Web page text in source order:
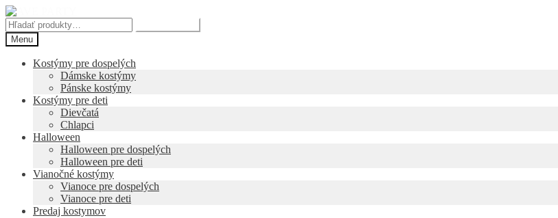
Preskočiť
na
navigáciu
Preskočiť
na
obsah
Hľadať:
Menu
Kostýmy pre dospelých
Dámske kostýmy
Pánske kostýmy
Kostýmy pre deti
Dievčatá
Chlapci
Halloween
Halloween pre dospelých
Halloween pre deti
Vianočné kostýmy
Vianoce pre dospelých
Vianoce pre deti
Predaj kostymov